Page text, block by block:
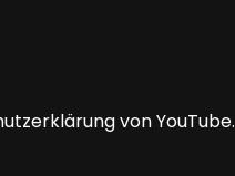
von YouTube.